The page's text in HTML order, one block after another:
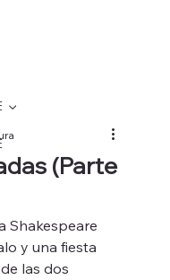
(Parte
Shakespeare
y una fiesta
las dos